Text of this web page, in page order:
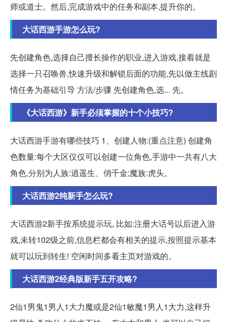
师或道士。然后,完成游戏中的任务和副本,提升你的。
大话西游手游怎么玩?
先创建角色,选择自己擅长操作的职业,进入游戏,接着就是
选择一只召唤兽,快速升级和解锁后面的功能,先以做主线剧
情任务为基础引导 方法/步骤 先创建角色,选... 先。
《大话西游》新手必须掌握的十个小技巧?
大话西游手游有哪些技巧 1、创建人物:(重点注意) 创建角
色数量:每个大区仅仅可以创建一位角色,手游中一共有八大
角色,分别为人族:逍遥生、俏千金;魔族:虎头。
大话西游2纯新手怎么玩?
大话西游2新手按系统提示玩, 比如:注册大话号以后进入游
戏,未转102级之前,信息栏都会有相关的提示,按照提示基本
就可以玩到转生! 空闲时间多看主页对游戏的。
大话西游2经典版新手五开攻略?
2仙1男鬼1男人1大力魔或是2仙1敏魔1男人1大力,这样升